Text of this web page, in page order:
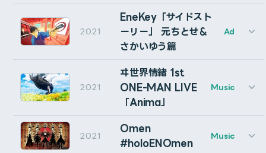
親とリンク スイッチ
このスイッチがONのときにautoRectを作成すると、選
Producer: Shingo Michinaga (AOI Pro.)
Production Manager: Kenta Watanabe (AOI Pro.)
Director: Kei Ohta (CluB_A)
Music Video Producer: Hideyuki Negishi (THINKR)
Music Video Director: Tomoya Eguchi (Cumuloworks)
Lead CG Artist: Akito Osawa (Shigu)
Character Technical Artist: Lethe
Produced by KAMITSUBAKI STUDIO
Agency: good design company
Director: Daisuke Kobayashi
Suntory TEACHER’Sの新WebCM「特別講義『スモー
キー効果』篇」及び「TEACHER’S先生のリラックスタイ
ム」5篇の編集・アニメーション・CGを担当しました。
Client: Suntory
Director: Kei Ohta (CluB_A)
Production Manager: Shu Ueno (AOI Pro.)
Illustrator: Klas Fahlén
YOASOBI 「ミスター」 teaserのディレクション・モー
ションデザイン・サウンドデザインを担当いたしました。
2月8日朝のフジテレビ「めざましテレビ」にて初公開さ
れました。
EneKey 2周年キャンペーン「サイドストーリー」の背景
CGの制作を担当しました。
2021
EneKey「サイドスト
ーリー」 元ちとせ＆
さかいゆう篇
Ad
2021
ヰ世界情緒 1st
ONE-MAN LIVE
「Anima」
Music
2021
Omen
#holoENOmen
Music